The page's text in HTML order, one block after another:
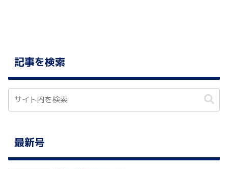
記事を検索
最新号